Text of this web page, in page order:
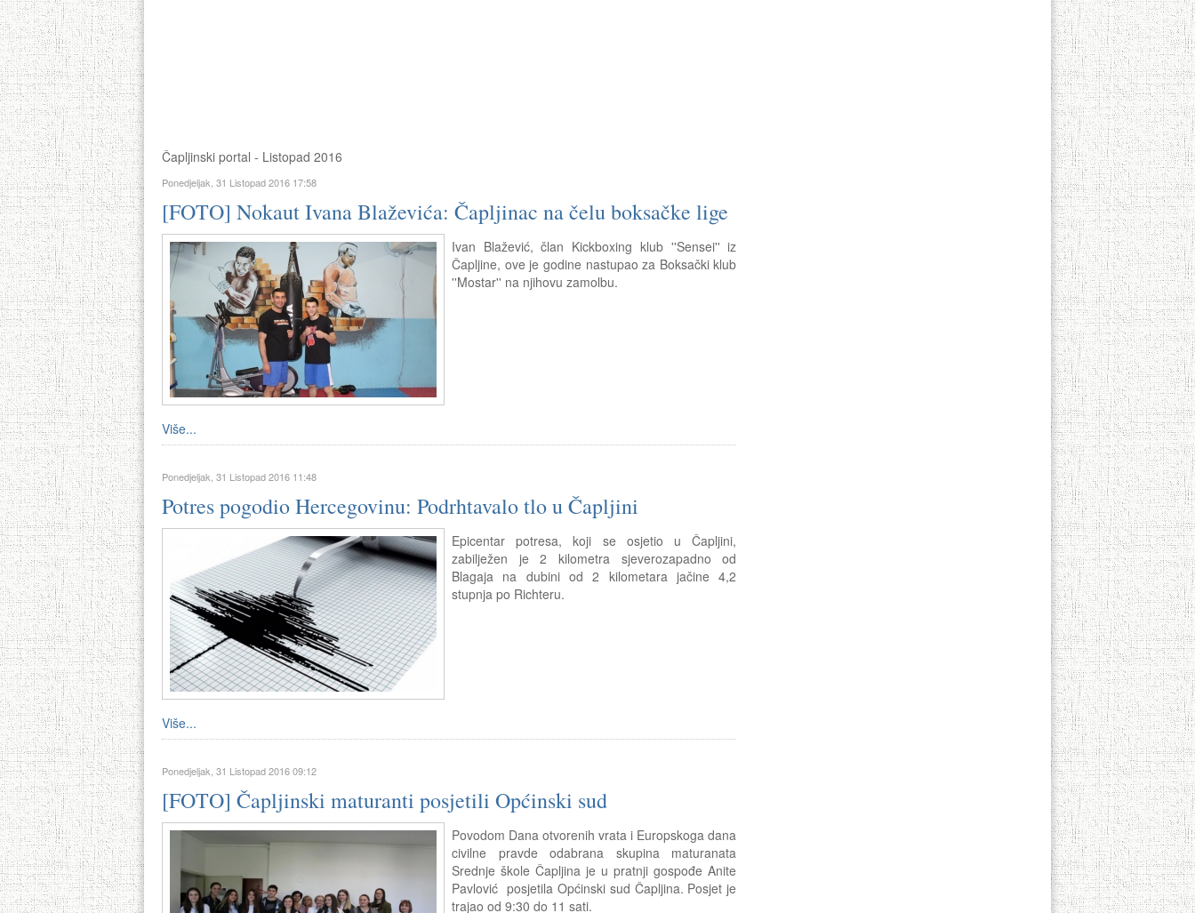
Čapljinski portal - Listopad 2016
Ponedjeljak, 31 Listopad 2016 17:58
[FOTO] Nokaut Ivana Blaževića: Čapljinac na čelu boksačke lige
Ivan Blažević, član Kickboxing klub ''Sensei'' iz
Čapljine, ove je godine nastupao za Boksački klub
''Mostar'' na njihovu zamolbu.
Više...
Ponedjeljak, 31 Listopad 2016 11:48
Potres pogodio Hercegovinu: Podrhtavalo tlo u Čapljini
Epicentar potresa, koji se osjetio u Čapljini,
zabilježen je 2 kilometra sjeverozapadno od
Blagaja na dubini od 2 kilometara jačine 4,2
stupnja po Richteru.
Više...
Ponedjeljak, 31 Listopad 2016 09:12
[FOTO] Čapljinski maturanti posjetili Općinski sud
Povodom Dana otvorenih vrata i Europskoga dana
civilne pravde odabrana skupina maturanata
Srednje škole Čapljina je u pratnji gospođe Anite
Pavlović posjetila Općinski sud Čapljina. Posjet je
trajao od 9:30 do 11 sati.